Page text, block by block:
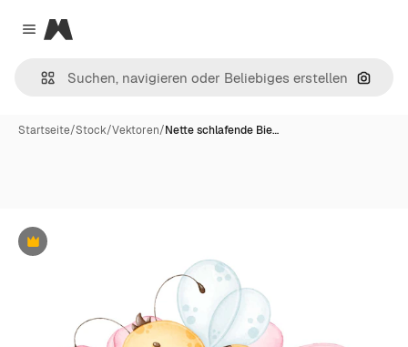
Close menu
Magnific
Nach
Startseite/Stock/Vektoren/Nette schlafende Bie…
Premium